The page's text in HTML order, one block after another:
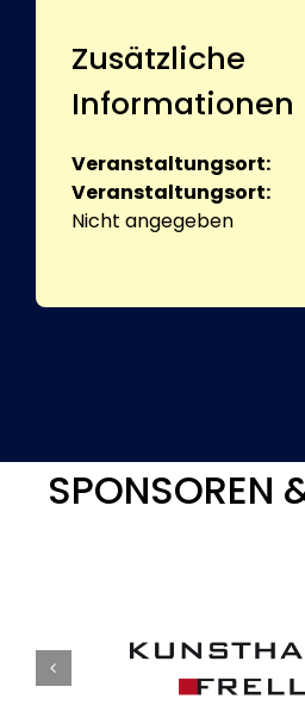
Zusätzliche
Informationen
Veranstaltungsort:
Veranstaltungsort:
Nicht angegeben
SPONSOREN